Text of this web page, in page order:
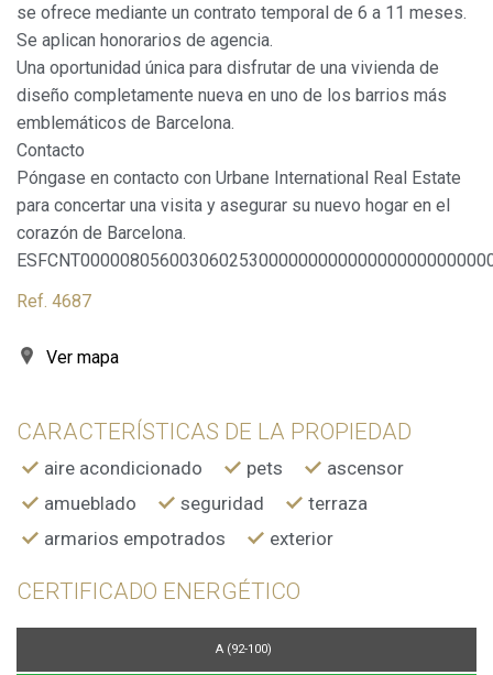
se ofrece mediante un contrato temporal de 6 a 11 meses.
Se aplican honorarios de agencia.
Una oportunidad única para disfrutar de una vivienda de
diseño completamente nueva en uno de los barrios más
emblemáticos de Barcelona.
Contacto
Póngase en contacto con Urbane International Real Estate
para concertar una visita y asegurar su nuevo hogar en el
corazón de Barcelona.
Ref. 4687
Ver mapa
CARACTERÍSTICAS DE LA PROPIEDAD
aire acondicionado pets
ascensor
amueblado
seguridad
terraza
armarios empotrados
exterior
CERTIFICADO ENERGÉTICO
A (92-100)